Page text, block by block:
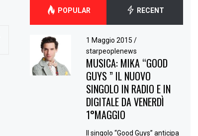
POPULAR RECENT
1 Maggio 2015 /
starpeoplenews
MUSICA: MIKA “GOOD
GUYS ” IL NUOVO
SINGOLO IN RADIO E IN
DIGITALE DA VENERDÌ
1°MAGGIO
Il singolo “Good Guys” anticipa